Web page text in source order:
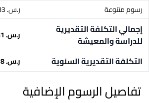
رسوم متنوعة
ر.س.‏ 5,083
إجمالي التكلفة التقديرية
للدراسة والمعيشة
ر.س.‏ 46,281
التكلفة التقديرية السنوية ر.س.‏ 15,428
تفاصيل الرسوم الإضافية